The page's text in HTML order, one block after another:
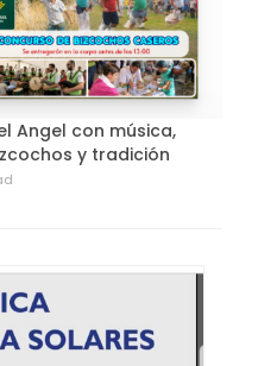
Angel con música,
y tradición